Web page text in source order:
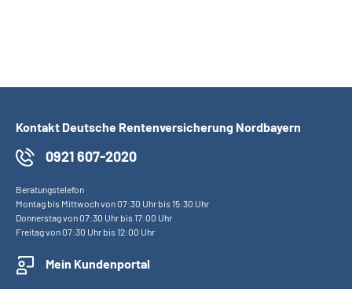
Kontakt Deutsche Rentenversicherung Nordbayern
0921 607-2020
Beratungstelefon
Montag bis Mittwoch von 07:30 Uhr bis 15:30 Uhr
Donnerstag von 07:30 Uhr bis 17:00 Uhr
Freitag von 07:30 Uhr bis 12:00 Uhr
Mein Kundenportal